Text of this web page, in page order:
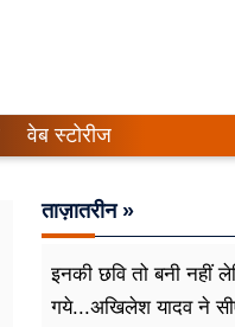
वेब स्टोरीज
ताज़ातरीन »
इनकी छवि तो बनी नहीं
गये...अखिलेश यादव ने